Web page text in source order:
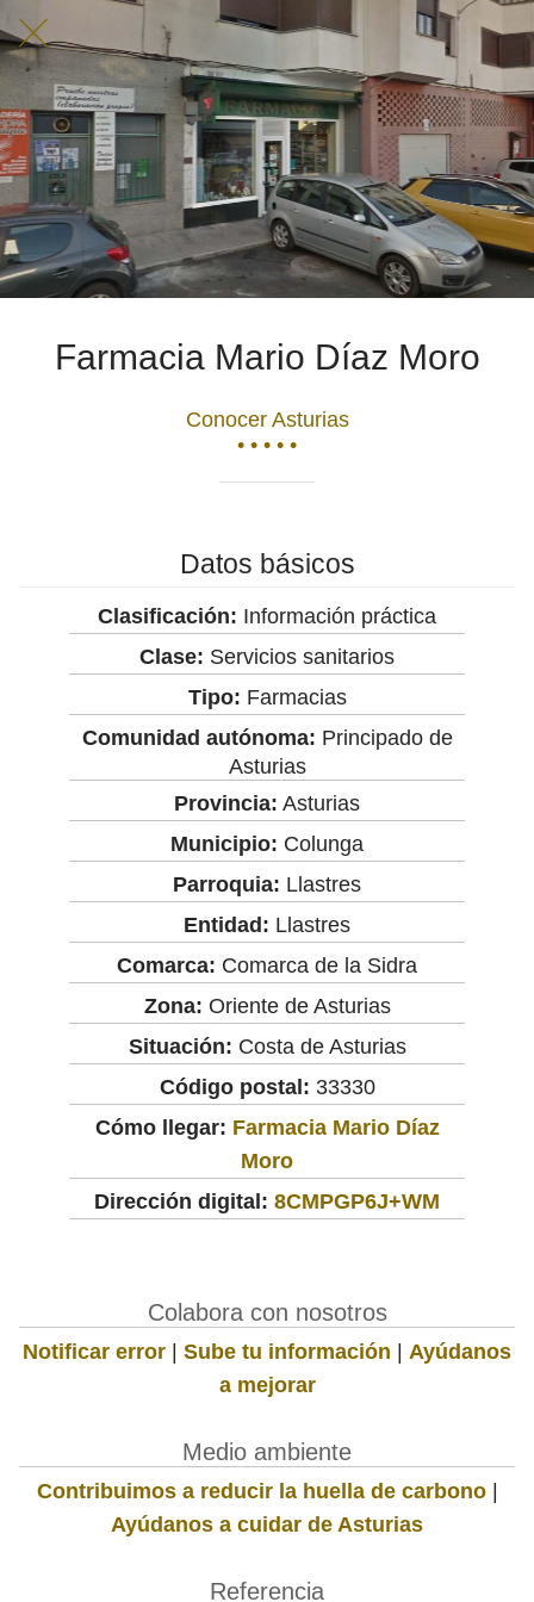
Farmacia Mario Díaz Moro
Conocer Asturias
• • • • •
Datos básicos
Clasificación: Información práctica
Clase: Servicios sanitarios
Tipo: Farmacias
Comunidad autónoma: Principado de
Asturias
Provincia: Asturias
Municipio: Colunga
Parroquia: Llastres
Entidad: Llastres
Comarca: Comarca de la Sidra
Zona: Oriente de Asturias
Situación: Costa de Asturias
Código postal: 33330
Cómo llegar: Farmacia Mario Díaz
Moro
Dirección digital: 8CMPGP6J+WM
Colabora con nosotros
Notificar error | Sube tu información | Ayúdanos
a mejorar
Medio ambiente
Contribuimos a reducir la huella de carbono|
Ayúdanos a cuidar de Asturias
Referencia